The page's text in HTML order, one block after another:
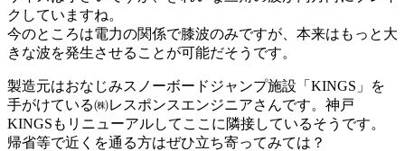
クしていますね。
今のところは電力の関係で膝波のみですが、本来はもっと大
きな波を発生させることが可能だそうです。
製造元はおなじみスノーボードジャンプ施設「KINGS」を
手がけている㈱レスポンスエンジニアさんです。神戸
KINGSもリニューアルしてここに隣接しているそうです。
帰省等で近くを通る方はぜひ立ち寄ってみては？